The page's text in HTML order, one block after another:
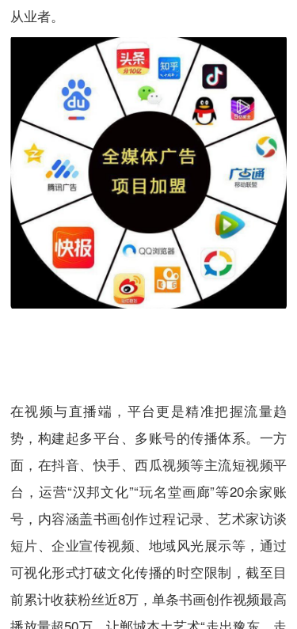
从业者。
在视频与直播端，平台更是精准把握流量趋
势，构建起多平台、多账号的传播体系。一方
面，在抖音、快手、西瓜视频等主流短视频平
台，运营“汉邦文化”“玩名堂画廊”等20余家账
号，内容涵盖书画创作过程记录、艺术家访谈
短片、企业宣传视频、地域风光展示等，通过
可视化形式打破文化传播的时空限制，截至目
前累计收获粉丝近8万，单条书画创作视频最高